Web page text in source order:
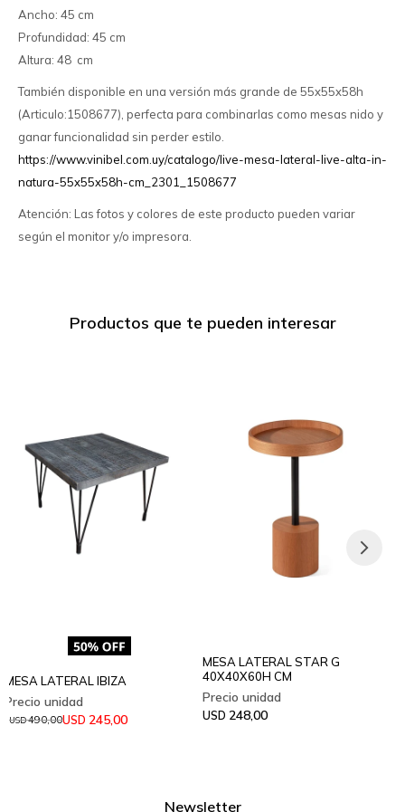
Ancho: 45 cm
Profundidad: 45 cm
Altura: 48 cm
También disponible en una versión más grande de 55x55x58h
(Articulo:1508677), perfecta para combinarlas como mesas nido y
ganar funcionalidad sin perder estilo.
https://www.vinibel.com.uy/catalogo/live-mesa-lateral-live-alta-in-
natura-55x55x58h-cm_2301_1508677
Atención: Las fotos y colores de este producto pueden variar
según el monitor y/o impresora.
Productos que te pueden interesar
MESA LATERAL IBIZA
USD 245,00
USD490,00
MESA LATERAL STAR G
40X40X60H CM
USD 248,00
Newsletter